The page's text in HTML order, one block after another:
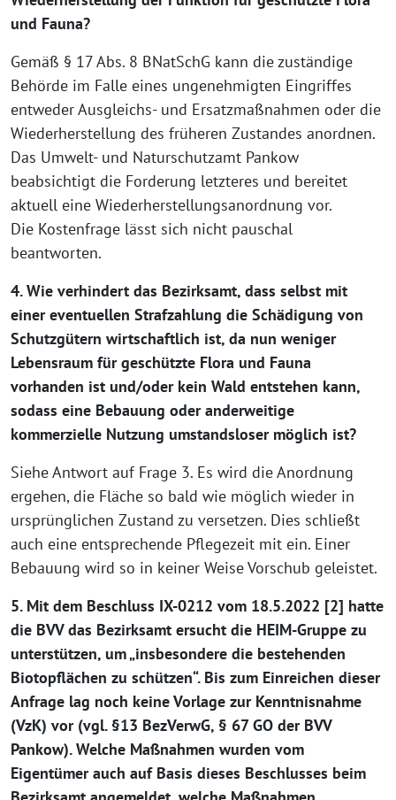
und Fauna?
Gemäß § 17 Abs. 8 BNatSchG kann die zuständige
Behörde im Falle eines ungenehmigten Eingriffes
entweder Ausgleichs- und Ersatzmaßnahmen oder die
Wiederherstellung des früheren Zustandes anordnen.
Das Umwelt- und Naturschutzamt Pankow
beabsichtigt die Forderung letzteres und bereitet
aktuell eine Wiederherstellungsanordnung vor.
Die Kostenfrage lässt sich nicht pauschal
beantworten.
4. Wie verhindert das Bezirksamt, dass selbst mit
einer eventuellen Strafzahlung die Schädigung von
Schutzgütern wirtschaftlich ist, da nun weniger
Lebensraum für geschützte Flora und Fauna
vorhanden ist und/oder kein Wald entstehen kann,
sodass eine Bebauung oder anderweitige
kommerzielle Nutzung umstandsloser möglich ist?
Siehe Antwort auf Frage 3. Es wird die Anordnung
ergehen, die Fläche so bald wie möglich wieder in
ursprünglichen Zustand zu versetzen. Dies schließt
auch eine entsprechende Pflegezeit mit ein. Einer
Bebauung wird so in keiner Weise Vorschub geleistet.
5. Mit dem Beschluss IX-0212 vom 18.5.2022 [2] hatte
die BVV das Bezirksamt ersucht die HEIM-Gruppe zu
unterstützen, um „insbesondere die bestehenden
Biotopflächen zu schützen“. Bis zum Einreichen dieser
Anfrage lag noch keine Vorlage zur Kenntnisnahme
(VzK) vor (vgl. §13 BezVerwG, § 67 GO der BVV
Pankow). Welche Maßnahmen wurden vom
Eigentümer auch auf Basis dieses Beschlusses beim